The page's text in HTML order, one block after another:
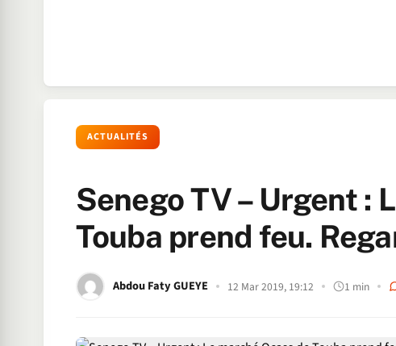
ACTUALITÉS
Senego TV – Urgent :
Touba prend feu.
Abdou Faty GUEYE 12 Mar 2019, 19:12 1 min